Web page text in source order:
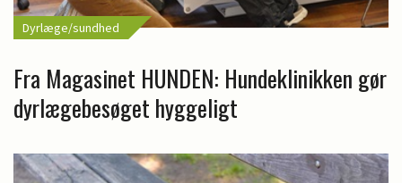
Dyrlæge/sundhed
Fra Magasinet HUNDEN: Hundeklinikken gør
dyrlægebesøget hyggeligt